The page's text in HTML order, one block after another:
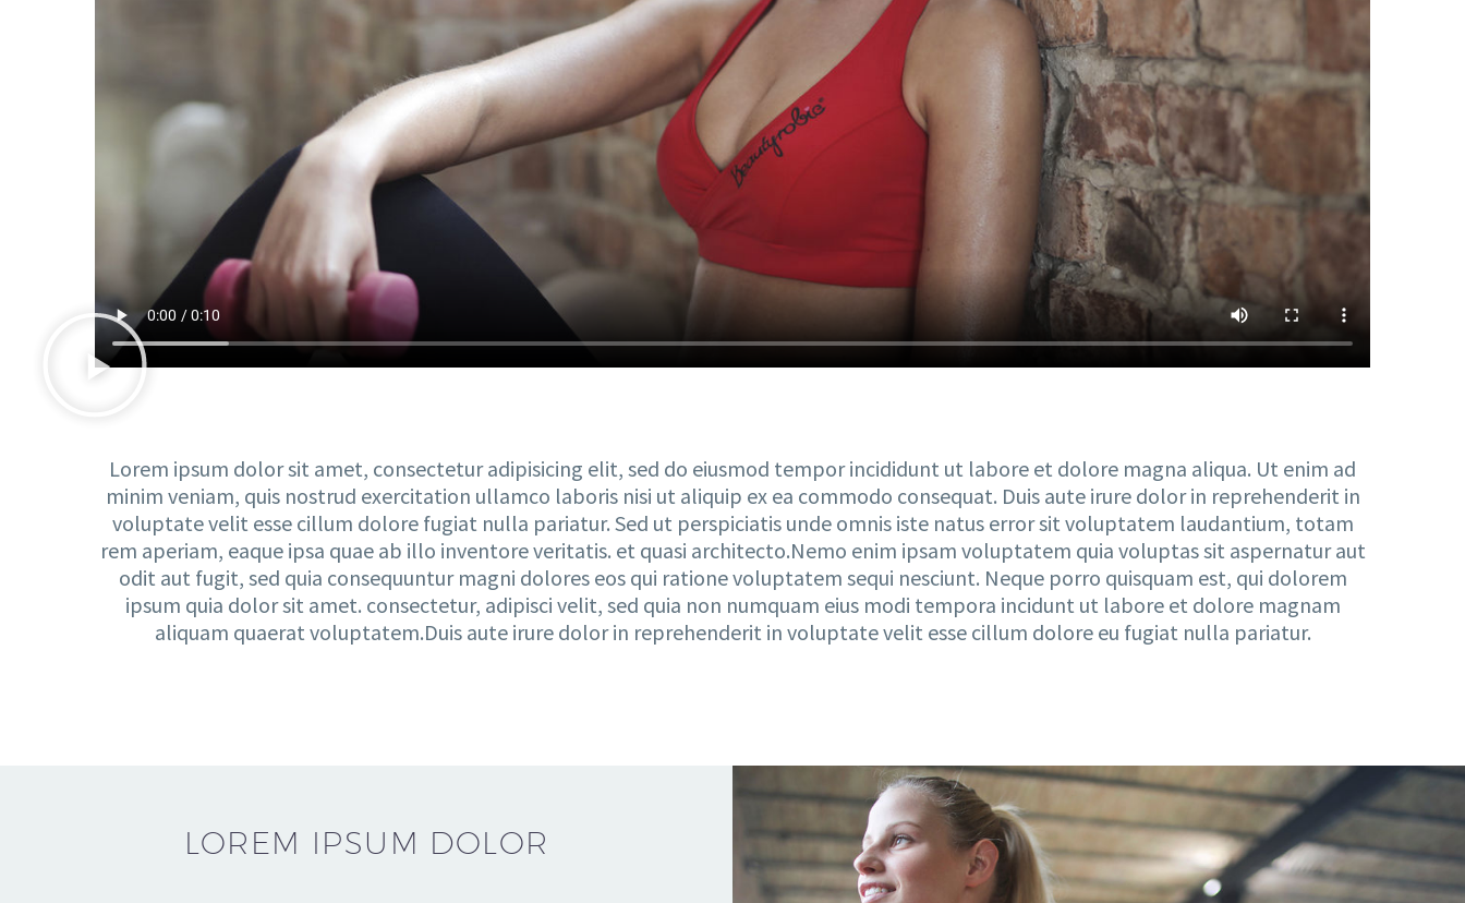
Lorem ipsum dolor sit amet, consectetur adipisicing elit, sed do eiusmod tempor incididunt ut labore et dolore magna aliqua. Ut enim ad
minim veniam, quis nostrud exercitation ullamco laboris nisi ut aliquip ex ea commodo consequat. Duis aute irure dolor in reprehenderit in
voluptate velit esse cillum dolore fugiat nulla pariatur. Sed ut perspiciatis unde omnis iste natus error sit voluptatem laudantium, totam
rem aperiam, eaque ipsa quae ab illo inventore veritatis. et quasi architecto.Nemo enim ipsam voluptatem quia voluptas sit aspernatur aut
odit aut fugit, sed quia consequuntur magni dolores eos qui ratione voluptatem sequi nesciunt. Neque porro quisquam est, qui dolorem
ipsum quia dolor sit amet. consectetur, adipisci velit, sed quia non numquam eius modi tempora incidunt ut labore et dolore magnam
aliquam quaerat voluptatem.Duis aute irure dolor in reprehenderit in voluptate velit esse cillum dolore eu fugiat nulla pariatur.
LOREM IPSUM DOLOR